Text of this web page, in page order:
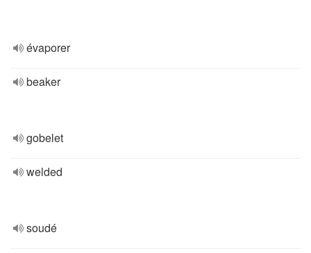
évaporer
beaker
gobelet
welded
soudé